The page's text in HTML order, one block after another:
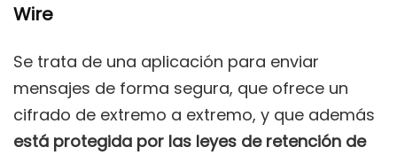
Wire
Se trata de una aplicación para enviar
mensajes de forma segura, que ofrece un
cifrado de extremo a extremo, y que además
está protegida por las leyes de retención de